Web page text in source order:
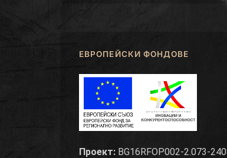
ЕВРОПЕЙСКИ ФОНДОВЕ
Проект: BG16RFOP002-2.073-